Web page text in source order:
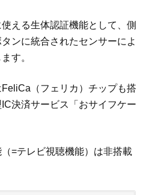
える生体認証機能として、側
ンに統合されたセンサーによ
す。
（フェリカ）チップも搭
決済サービス「おサイフケー
=テレビ視聴機能）は非搭載